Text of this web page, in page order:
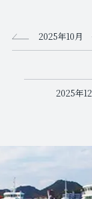
2025年10月
2025年